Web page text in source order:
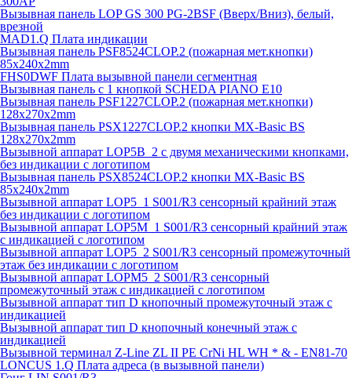
Вызывная панель LOP GS 300 PG-2BSF (Вверх/Вниз), белый,
врезной
MAD1.Q Плата индикации
Вызывная панель PSF8524CLOP.2 (пожарная мет.кнопки)
85х240х2mm
FHS0DWF Плата вызывной панели сегментная
Вызывная панель с 1 кнопкой SCHEDA PIANO E10
Вызывная панель PSF1227CLOP.2 (пожарная мет.кнопки)
128х270х2mm
Вызывная панель PSX1227CLOP.2 кнопки MX-Basic BS
128х270х2mm
Вызывной аппарат LOP5B_2 с двумя механическими кнопками,
без индикации с логотипом
Вызывная панель PSX8524CLOP.2 кнопки MX-Basic BS
85х240х2mm
Вызывной аппарат LOP5_1 S001/R3 сенсорный крайний этаж
без индикации с логотипом
Вызывной аппарат LOP5M_1 S001/R3 сенсорный крайний этаж
с индикацией с логотипом
Вызывной аппарат LOP5_2 S001/R3 сенсорный промежуточный
этаж без индикации с логотипом
Вызывной аппарат LOPM5_2 S001/R3 сенсорный
промежуточный этаж с индикацией с логотипом
Вызывной аппарат тип D кнопочный промежуточный этаж с
индикацией
Вызывной аппарат тип D кнопочный конечный этаж с
индикацией
Вызывной терминал Z-Line ZL II PE CrNi HL WH * & - EN81-70
LONCUS 1.Q Плата адреса (в вызывной панели)